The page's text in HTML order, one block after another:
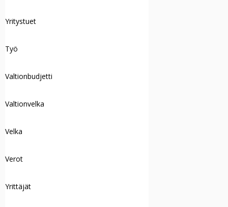
Yritystuet
Työ
Valtionbudjetti
Valtionvelka
Velka
Verot
Yrittäjät